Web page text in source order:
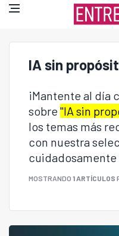
IA sin
¡Mantente al día
sobre "IA sin
los temas más
con nuestra
MOSTRANDO 1 ARTÍCULOS